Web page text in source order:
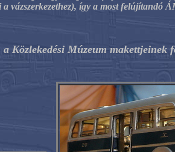
vázszerkezethez), így a most felújítandó
Közlekedési Múzeum makettjeinek